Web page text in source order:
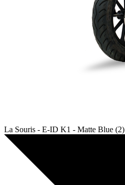
La Souris - E-ID K1 - Matte Blue (2)